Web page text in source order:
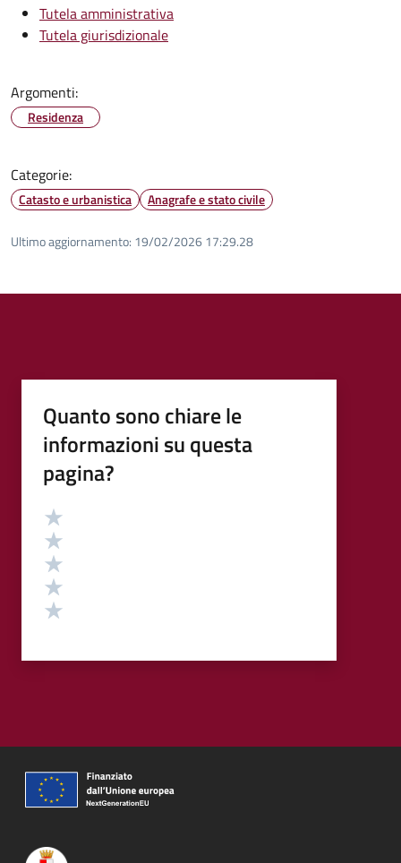
Tutela amministrativa
Tutela giurisdizionale
Argomenti:
Residenza
Categorie:
Catasto e urbanistica Anagrafe e stato civile
Ultimo aggiornamento: 19/02/2026 17:29.28
Quanto sono chiare le
informazioni su questa
pagina?
Valutazione